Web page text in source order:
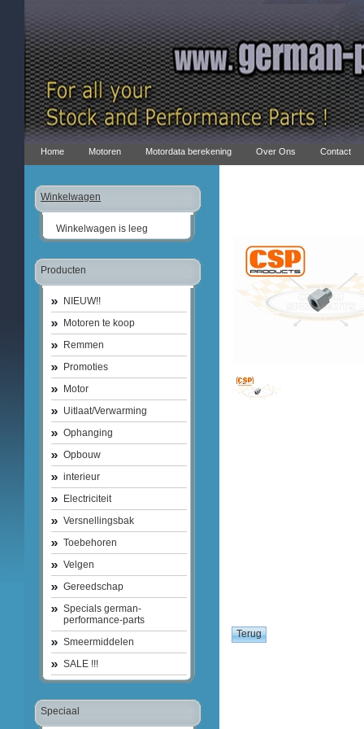
Home Motoren Motordata berekening Over Ons Contact
Winkelwagen
Winkelwagen is leeg
Producten
NIEUW!!
Motoren te koop
Remmen
Promoties
Motor
Uitlaat/Verwarming
Ophanging
Opbouw
interieur
Electriciteit
Versnellingsbak
Toebehoren
Velgen
Gereedschap
Specials german-
performance-parts
Smeermiddelen
SALE !!!
Speciaal